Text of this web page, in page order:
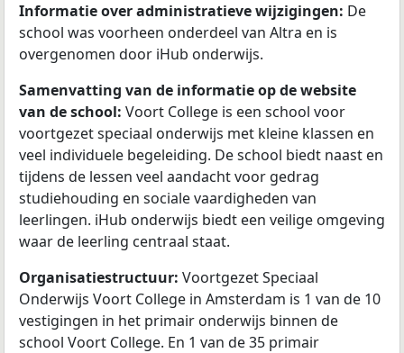
Informatie over administratieve wijzigingen: De
school was voorheen onderdeel van Altra en is
overgenomen door iHub onderwijs.
Samenvatting van de informatie op de website
van de school: Voort College is een school voor
voortgezet speciaal onderwijs met kleine klassen en
veel individuele begeleiding. De school biedt naast en
tijdens de lessen veel aandacht voor gedrag
studiehouding en sociale vaardigheden van
leerlingen. iHub onderwijs biedt een veilige omgeving
waar de leerling centraal staat.
Organisatiestructuur: Voortgezet Speciaal
Onderwijs Voort College in Amsterdam is 1 van de 10
vestigingen in het primair onderwijs binnen de
school Voort College. En 1 van de 35 primair